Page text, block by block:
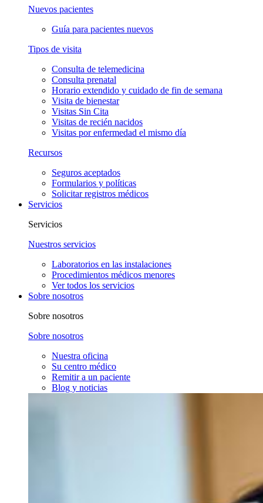
Nuevos pacientes
Guía para pacientes nuevos
Tipos de visita
Consulta de telemedicina
Consulta prenatal
Horario extendido y cuidado de fin de semana
Visita de bienestar
Visitas Sin Cita
Visitas de recién nacidos
Visitas por enfermedad el mismo día
Recursos
Seguros aceptados
Formularios y políticas
Solicitar registros médicos
Servicios
Servicios
Nuestros servicios
Laboratorios en las instalaciones
Procedimientos médicos menores
Ver todos los servicios
Sobre nosotros
Sobre nosotros
Sobre nosotros
Nuestra oficina
Su centro médico
Remitir a un paciente
Blog y noticias